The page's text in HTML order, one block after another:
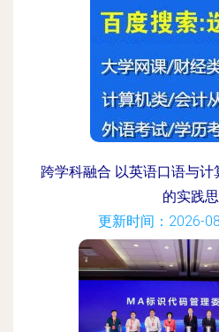
跨学科融合 以英语口语与
的实践
更新时间：2026-